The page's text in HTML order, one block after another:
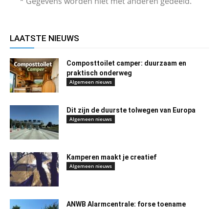
LAATSTE NIEUWS
Composttoilet camper: duurzaam en
praktisch onderweg
Algemeen nieuws
Dit zijn de duurste tolwegen van Europa
Algemeen nieuws
Kamperen maakt je creatief
Algemeen nieuws
ANWB Alarmcentrale: forse toename